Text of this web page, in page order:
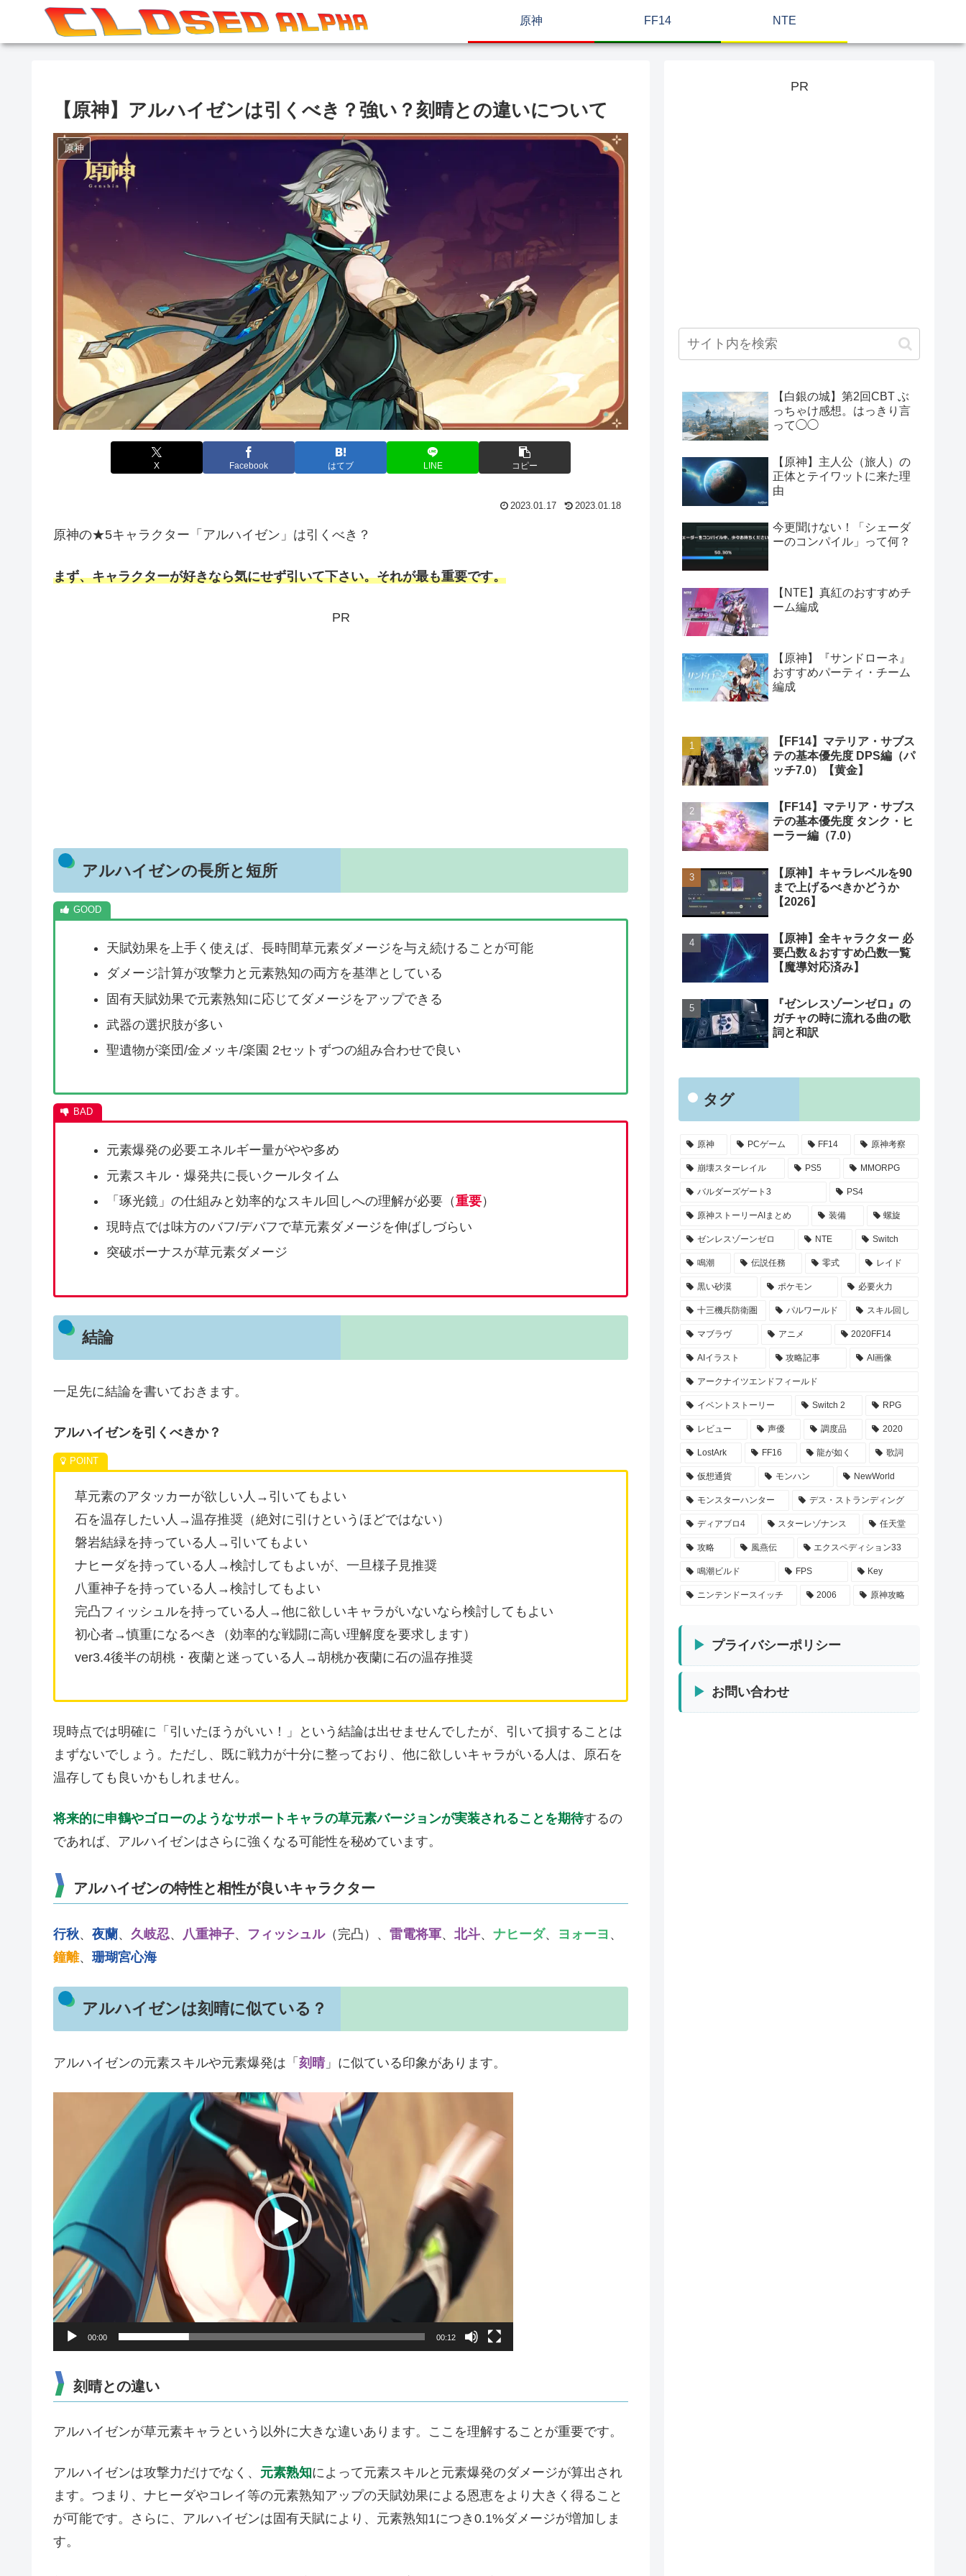
原神 FF14 NTE
【原神】アルハイゼンは引くべき？強い？刻晴との違いについて
原神
X Facebook はてブ LINE コピー
2023.01.17 2023.01.18
原神の★5キャラクター「アルハイゼン」は引くべき？
まず、キャラクターが好きなら気にせず引いて下さい。それが最も重要です。
PR
アルハイゼンの長所と短所
天賦効果を上手く使えば、長時間草元素ダメージを与え続けることが可能
ダメージ計算が攻撃力と元素熟知の両方を基準としている
固有天賦効果で元素熟知に応じてダメージをアップできる
武器の選択肢が多い
聖遺物が楽団/金メッキ/楽園 2セットずつの組み合わせで良い
元素爆発の必要エネルギー量がやや多め
元素スキル・爆発共に長いクールタイム
「琢光鏡」の仕組みと効率的なスキル回しへの理解が必要（重要）
現時点では味方のバフ/デバフで草元素ダメージを伸ばしづらい
突破ボーナスが草元素ダメージ
結論
一足先に結論を書いておきます。
アルハイゼンを引くべきか？
草元素のアタッカーが欲しい人→引いてもよい
石を温存したい人→温存推奨（絶対に引けというほどではない）
磐岩結緑を持っている人→引いてもよい
ナヒーダを持っている人→検討してもよいが、一旦様子見推奨
八重神子を持っている人→検討してもよい
完凸フィッシュルを持っている人→他に欲しいキャラがいないなら検討してもよい
初心者→慎重になるべき（効率的な戦闘に高い理解度を要求します）
ver3.4後半の胡桃・夜蘭と迷っている人→胡桃か夜蘭に石の温存推奨
現時点では明確に「引いたほうがいい！」という結論は出せませんでしたが、引いて損することは
まずないでしょう。ただし、既に戦力が十分に整っており、他に欲しいキャラがいる人は、原石を
温存しても良いかもしれません。
将来的に申鶴やゴローのようなサポートキャラの草元素バージョンが実装されることを期待するの
であれば、アルハイゼンはさらに強くなる可能性を秘めています。
アルハイゼンの特性と相性が良いキャラクター
行秋、 夜蘭、 久岐忍、 八重神子、 フィッシュル（完凸）、 雷電将軍、 北斗、 ナヒーダ、 ヨォーヨ 、
鐘離、 珊瑚宮心海
アルハイゼンは刻晴に似ている？
アルハイゼンの元素スキルや元素爆発は「 刻晴」に似ている印象があります。
ー
ヤ
ー
00:00 00:12
刻晴との違い
アルハイゼンが草元素キャラという以外に大きな違いあります。ここを理解することが重要です。
アルハイゼンは攻撃力だけでなく、 元素熟知によって元素スキルと元素爆発のダメージが算出され
ます。つまり、ナヒーダやコレイ等の元素熟知アップの天賦効果による恩恵をより大きく得ること
が可能です。さらに、アルハイゼンは固有天賦により、元素熟知1につき0.1%ダメージが増加しま
す。
PR
【白銀の城】第2回CBT ぶ
っちゃけ感想。はっきり言
って◯◯
【原神】主人公（旅人）の
正体とテイワットに来た理
由
今更聞けない！「シェーダ
ーのコンパイル」って何？
【NTE】真紅のおすすめチ
ーム編成
【原神】『サンドローネ』
おすすめパーティ・チーム
編成
【FF14】マテリア・サブス
テの基本優先度 DPS編（パ
ッチ7.0）【黄金】
【FF14】マテリア・サブス
テの基本優先度 タンク・ヒ
ーラー編（7.0）
【原神】キャラレベルを90
まで上げるべきかどうか
【2026】
【原神】全キャラクター 必
要凸数＆おすすめ凸数一覧
【魔導対応済み】
『ゼンレスゾーンゼロ』の
ガチャの時に流れる曲の歌
詞と和訳
タグ
原神 PCゲーム FF14 原神考察
崩壊スターレイル PS5 MMORPG
バルダーズゲート3 PS4
原神ストーリーAIまとめ 装備 螺旋
ゼンレスゾーンゼロ NTE Switch
鳴潮 伝説任務 零式 レイド
黒い砂漠 ポケモン 必要火力
十三機兵防衛圏 パルワールド スキル回し
マブラヴ アニメ 2020FF14
AIイラスト 攻略記事 AI画像
アークナイツエンドフィールド
イベントストーリー Switch 2 RPG
レビュー 声優 調度品 2020
LostArk FF16 龍が如く 歌詞
仮想通貨 モンハン NewWorld
モンスターハンター デス・ストランディング
ディアブロ4 スターレゾナンス 任天堂
攻略 風燕伝 エクスペディション33
鳴潮ビルド FPS Key
ニンテンドースイッチ 2006 原神攻略
プライバシーポリシー
お問い合わせ